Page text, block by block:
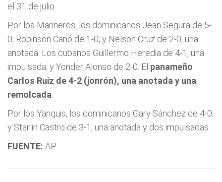
el 31 de julio.
Por los Marineros, los dominicanos Jean Segura de 5-
0; Robinson Canó de 1-0; y Nelson Cruz de 2-0, una
anotada. Los cubanos Guillermo Heredia de 4-1, una
impulsada; y Yonder Alonso de 2-0. El panameño
Carlos Ruiz de 4-2 (jonrón), una anotada y una
remolcada
Por los Yanquis, los dominicanos Gary Sánchez de 4-0;
y Starlin Castro de 3-1, una anotada y dos impulsadas.
FUENTE: AP